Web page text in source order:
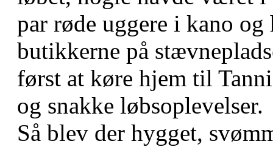
par røde uggere i kano
butikkerne på
først at køre hjem til
og snakke løbsoplevelser.
Så blev der hygget,